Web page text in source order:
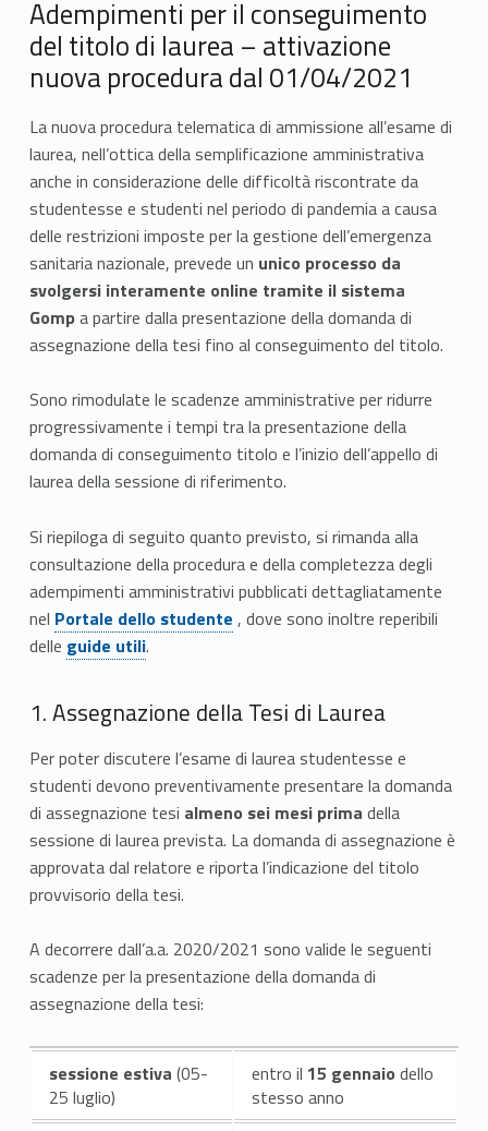
Adempimenti per il conseguimento
del titolo di laurea – attivazione
nuova procedura dal 01/04/2021
La nuova procedura telematica di ammissione all’esame di
laurea, nell’ottica della semplificazione amministrativa
anche in considerazione delle difficoltà riscontrate da
studentesse e studenti nel periodo di pandemia a causa
delle restrizioni imposte per la gestione dell’emergenza
sanitaria nazionale, prevede un unico processo da
svolgersi interamente online tramite il sistema
Gompa partire dalla presentazione della domanda di
assegnazione della tesi fino al conseguimento del titolo.
Sono rimodulate le scadenze amministrative per ridurre
progressivamente i tempi tra la presentazione della
domanda di conseguimento titolo e l’inizio dell’appello di
laurea della sessione di riferimento.
Si riepiloga di seguito quanto previsto, si rimanda alla
consultazione della procedura e della completezza degli
adempimenti amministrativi pubblicati dettagliatamente
nel Link identifier #identifier__31472-3
Portale dello studente , dove sono inoltre reperibili
delle Link identifier #identifier__4471-4
guide utili.
Link identifier #identifier__140371-1
1. Assegnazione della Tesi di Laurea
Per poter discutere l’esame di laurea studentesse e
studenti devono preventivamente presentare la domanda
di assegnazione tesi almeno sei mesi prima della
sessione di laurea prevista. La domanda di assegnazione è
approvata dal relatore e riporta l’indicazione del titolo
provvisorio della tesi.
A decorrere dall’a.a. 2020/2021 sono valide le seguenti
scadenze per la presentazione della domanda di
assegnazione della tesi:
sessione estiva (05-
25 luglio)
entro il 15 gennaio dello
stesso anno